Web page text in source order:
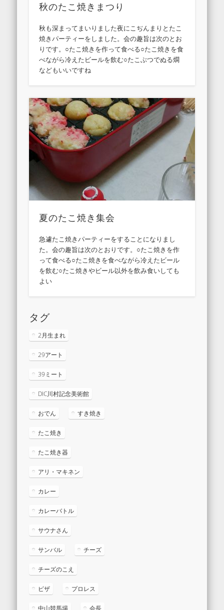
秋のたこ焼きまつり
秋も深まってまいりました夜にこぢんまりとたこ
焼きパーティーをしました。会の趣旨は次のとお
りです。○たこ焼きを作って食べる○たこ焼きを食
べながら冷えたビールを飲む○たこぶつでぬる燗
などもいいですね
夏のたこ焼き集会
急遽たこ焼きパーティーをすることになりまし
た。会の趣旨は次のとおりです。○たこ焼きを作
って食べる○たこ焼きを食べながら冷えたビール
を飲む○たこ焼きやビール以外を飲み食いしても
よい
タグ
2月生まれ
29アート
39ミート
DIC川村記念美術館
おでん すき焼き
たこ焼き
たこ焼き器
アリ・マキネン
カレー
カレーバトル
サウナさん
サンバル チーズ
チーズのこえ
ピザ プロレス
中山競馬場 会長